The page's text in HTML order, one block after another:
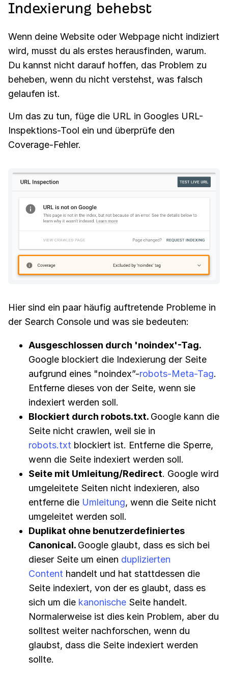
Indexierung behebst
Wenn deine Website oder Webpage nicht indiziert
wird, musst du als erstes herausfinden, warum.
Du kannst nicht darauf hoffen, das Problem zu
beheben, wenn du nicht verstehst, was falsch
gelaufen ist.
Um das zu tun, füge die URL in Googles URL-
Inspektions-Tool ein und überprüfe den
Coverage-Fehler.
Hier sind ein paar häufig auftretende Probleme in
der Search Console und was sie bedeuten:
Ausgeschlossen durch 'noindex'-Tag.
Google blockiert die Indexierung der Seite
aufgrund eines "noindex”-robots-Meta-Tag.
Entferne dieses von der Seite, wenn sie
indexiert werden soll.
Blockiert durch robots.txt. Google kann die
Seite nicht crawlen, weil sie in
robots.txt blockiert ist. Entferne die Sperre,
wenn die Seite indexiert werden soll.
Seite mit Umleitung/Redirect. Google wird
umgeleitete Seiten nicht indexieren, also
entferne die Umleitung, wenn die Seite nicht
umgeleitet werden soll.
Duplikat ohne benutzerdefiniertes
Canonical. Google glaubt, dass es sich bei
dieser Seite um einen duplizierten
Content handelt und hat stattdessen die
Seite indexiert, von der es glaubt, dass es
sich um die kanonische Seite handelt.
Normalerweise ist dies kein Problem, aber du
solltest weiter nachforschen, wenn du
glaubst, dass die Seite indexiert werden
sollte.